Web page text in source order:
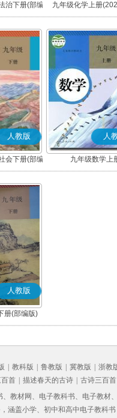
治下册(部编
)
九年级化学上册
人教版
会下册(部编
)
人
九年级数学上
人教版
册(部编版)
教科版 鲁教版 冀教版 浙教
百首 描述春天的古诗 古诗三百首
、教材网、电子教科书、电子教材
涵盖小学、初中和高中电子教科